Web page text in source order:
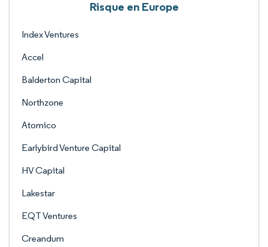
Risque en Europe
Index Ventures
Accel
Balderton Capital
Northzone
Atomico
Earlybird Venture Capital
HV Capital
Lakestar
EQT Ventures
Creandum